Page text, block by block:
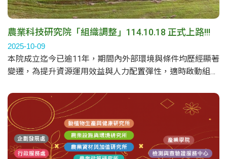
農業科技研究院「組織調整」114.10.18 正式上路!!!
2025-10-09
本院成立迄今已逾11年，期間內外部環境與條件均歷經顯著
變遷，為提升資源運用效益與人力配置彈性，適時啟動組織
進，經114年3月24日本院第四屆第六次董事暨監察人聯席
會議通過組織調整案，並於114年10月18日正式上路。